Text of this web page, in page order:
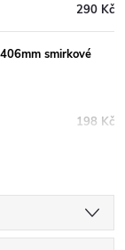
290 Kč
smirkové
198 Kč